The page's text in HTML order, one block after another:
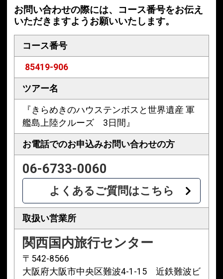
お問い合わせの際には、コース番号をお伝え
いただきますようお願いいたします。
コース番号
85419-906
ツアー名
『きらめきのハウステンボスと世界遺産 軍
艦島上陸クルーズ 3日間』
お電話でのお申込みお問い合わせの方
06-6733-0060
よくあるご質問はこちら
取扱い営業所
関西国内旅行センター
〒542-8566
大阪府大阪市中央区難波4-1-15 近鉄難波ビ